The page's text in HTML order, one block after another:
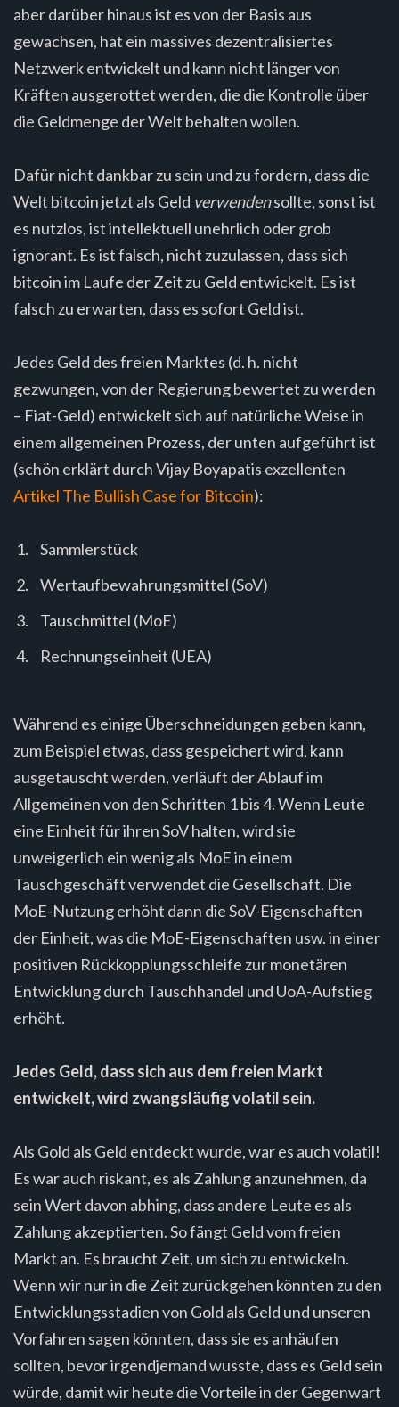
aber darüber hinaus ist es von der Basis aus
gewachsen, hat ein massives dezentralisiertes
Netzwerk entwickelt und kann nicht länger von
Kräften ausgerottet werden, die die Kontrolle über
die Geldmenge der Welt behalten wollen.
Dafür nicht dankbar zu sein und zu fordern, dass die
Welt bitcoin jetzt als Geld verwendensollte, sonst ist
es nutzlos, ist intellektuell unehrlich oder grob
ignorant. Es ist falsch, nicht zuzulassen, dass sich
bitcoin im Laufe der Zeit zu Geld entwickelt. Es ist
falsch zu erwarten, dass es sofort Geld ist.
Jedes Geld des freien Marktes (d. h. nicht
gezwungen, von der Regierung bewertet zu werden
– Fiat-Geld) entwickelt sich auf natürliche Weise in
einem allgemeinen Prozess, der unten aufgeführt ist
(schön erklärt durch Vijay Boyapatis exzellenten
Artikel The Bullish Case for Bitcoin):
Sammlerstück
Wertaufbewahrungsmittel (SoV)
Tauschmittel (MoE)
Rechnungseinheit (UEA)
Während es einige Überschneidungen geben kann,
zum Beispiel etwas, dass gespeichert wird, kann
ausgetauscht werden, verläuft der Ablauf im
Allgemeinen von den Schritten 1 bis 4. Wenn Leute
eine Einheit für ihren SoV halten, wird sie
unweigerlich ein wenig als MoE in einem
Tauschgeschäft verwendet die Gesellschaft. Die
MoE-Nutzung erhöht dann die SoV-Eigenschaften
der Einheit, was die MoE-Eigenschaften usw. in einer
positiven Rückkopplungsschleife zur monetären
Entwicklung durch Tauschhandel und UoA-Aufstieg
erhöht.
Jedes Geld, dass sich aus dem freien Markt
entwickelt, wird zwangsläufig volatil sein.
Als Gold als Geld entdeckt wurde, war es auch volatil!
Es war auch riskant, es als Zahlung anzunehmen, da
sein Wert davon abhing, dass andere Leute es als
Zahlung akzeptierten. So fängt Geld vom freien
Markt an. Es braucht Zeit, um sich zu entwickeln.
Wenn wir nur in die Zeit zurückgehen könnten zu den
Entwicklungsstadien von Gold als Geld und unseren
Vorfahren sagen könnten, dass sie es anhäufen
sollten, bevor irgendjemand wusste, dass es Geld sein
würde, damit wir heute die Vorteile in der Gegenwart